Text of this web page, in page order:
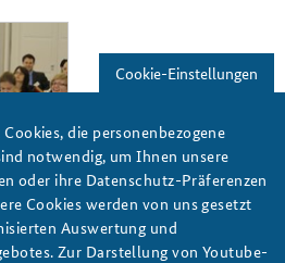
Policy
Policy
Diskussion
Thema „Fragile
Cookie-Einstellungen
die personenbezogene
notwendig, um Ihnen unsere
oder ihre Datenschutz-Präferenzen
Cookies werden von uns gesetzt
Auswertung und
Zur Darstellung von Youtube-